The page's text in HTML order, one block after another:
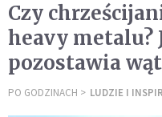
Czy
heavy metalu?
pozostawia
PO GODZINACH LUDZIE I